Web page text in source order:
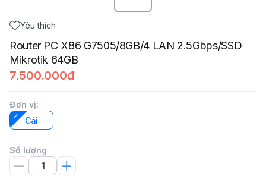
Yêu thích
Router PC X86 G7505/8GB/4 LAN 2.5Gbps/SSD
Mikrotik 64GB
7.500.000đ
Đơn vị:
Cái
Số lượng